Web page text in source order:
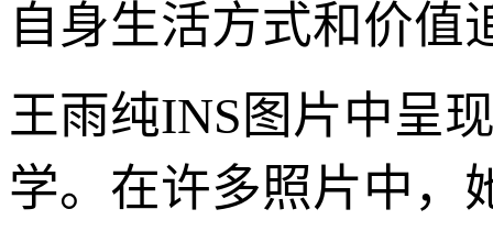
自身生活方式和价值
王雨纯INS图片中呈
学。在许多照片中，